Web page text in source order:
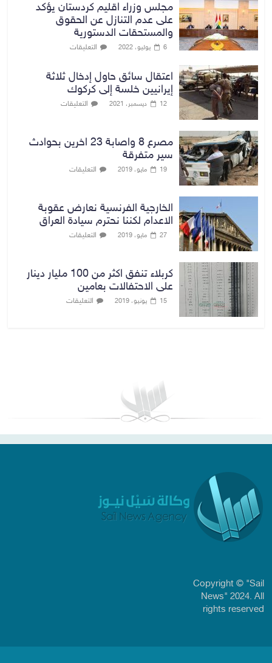
مجلس وزراء اقليم كردستان يؤكد
على عدم التنازل عن الحقوق
والمستحقات الدستورية
6 يوليو، 2022 التعليقات
اعتقال سائق حاول إدخال ثلاثة
إيرانيين خلسة إلى كركوك
12 ديسمبر، 2021 التعليقات
مصرع 8 واصابة 23 اخرين بحوادث
سير متفرقة
19 مايو، 2019 التعليقات
الخارجية الفرنسية نعارض عقوبة
الاعدام لكننا نحترم سيادة العراق
27 مايو، 2019 التعليقات
كربلاء تنفق اكثر من 100 مليار دينار
على الاحتفالات بعامين
15 يونيو، 2019 التعليقات
Copyright © "Sail
News" 2024. All
rights reserved